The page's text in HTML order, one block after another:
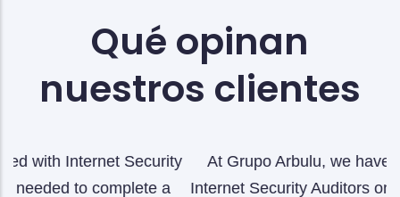
Qué opinan
nuestros clientes
At Grupo Arbulu, we have worked closely with
Internet Security Auditors on the implementation of